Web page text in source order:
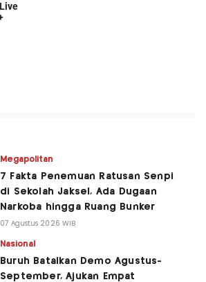
Megapolitan
7 Fakta Penemuan Ratusan Senpi
di Sekolah Jaksel, Ada Dugaan
Narkoba hingga Ruang Bunker
07 Agustus 2026 WIB
Nasional
Buruh Batalkan Demo Agustus-
September, Ajukan Empat